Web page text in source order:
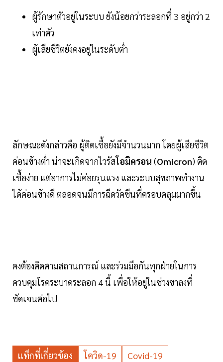
ผู้รักษาตัวอยู่ในระบบ ยังน้อยกว่าระลอกที่ 3 อยู่กว่า 2
เท่าตัว
ผู้เสียชีวิตยังคงอยู่ในระดับต่ำ
ลักษณะดังกล่าวคือ ผู้ติดเชื้อยังมีจำนวนมาก โดยผู้เสียชีวิต
ค่อนข้างต่ำ น่าจะเกิดจากไวรัสโอมิครอน (Omicron) ติด
เชื้อง่าย แต่อาการไม่ค่อยรุนแรง และระบบสุขภาพทำงาน
ได้ค่อนข้างดี ตลอดจนมีการฉีดวัคซีนที่ครอบคลุมมากขึ้น
คงต้องติดตามสถานการณ์ และร่วมมือกันทุกฝ่ายในการ
ควบคุมโรคระบาดระลอก 4 นี้ เพื่อให้อยู่ในช่วงขาลงที่
ชัดเจนต่อไป
แท็กที่เกี่ยวข้อง โควิด-19 Covid-19